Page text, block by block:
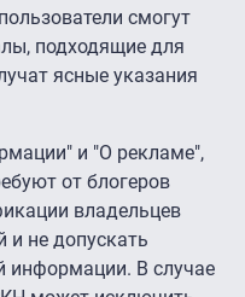
смогут
подходящие для
ясные указания
и "О рекламе",
от блогеров
владельцев
и не допускать
информации. В случае